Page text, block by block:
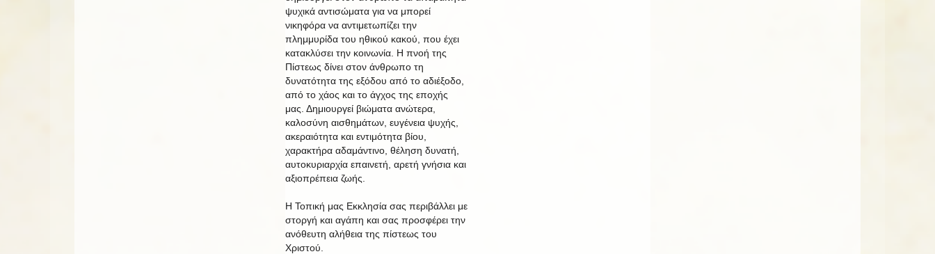
ψυχικά αντισώματα για να μπορεί
νικηφόρα να αντιμετωπίζει την
πλημμυρίδα του ηθικού κακού, που έχει
κατακλύσει την κοινωνία. Η πνοή της
Πίστεως δίνει στον άνθρωπο τη
δυνατότητα της εξόδου από το αδιέξοδο,
από το χάος και το άγχος της εποχής
μας. Δημιουργεί βιώματα ανώτερα,
καλοσύνη αισθημάτων, ευγένεια ψυχής,
ακεραιότητα και εντιμότητα βίου,
χαρακτήρα αδαμάντινο, θέληση δυνατή,
αυτοκυριαρχία επαινετή, αρετή γνήσια και
αξιοπρέπεια ζωής.
Η Τοπική μας Εκκλησία σας περιβάλλει με
στοργή και αγάπη και σας προσφέρει την
ανόθευτη αλήθεια της πίστεως του
Χριστού.